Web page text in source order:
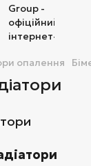
опалення